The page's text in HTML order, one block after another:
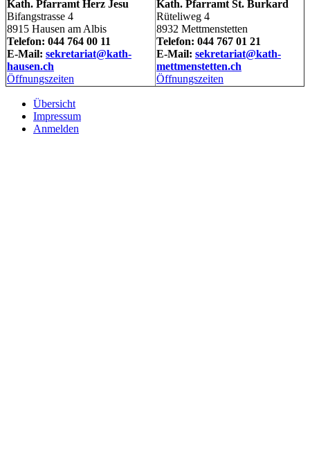
Kath. Pfarramt Herz Jesu
Bifangstrasse 4
8915 Hausen am Albis
Telefon: 044 764 00 11
E-Mail: sekretariat@kath-
hausen.ch
Öffnungszeiten
Kath. Pfarramt St. Burkard
Rüteliweg 4
8932 Mettmenstetten
Telefon: 044 767 01 21
E-Mail: sekretariat@kath-
mettmenstetten.ch
Öffnungszeiten
Übersicht
Impressum
Anmelden